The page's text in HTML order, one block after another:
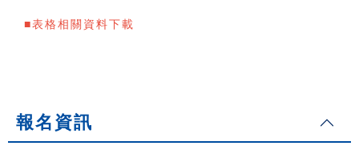
■表格相關資料下載
報名資訊